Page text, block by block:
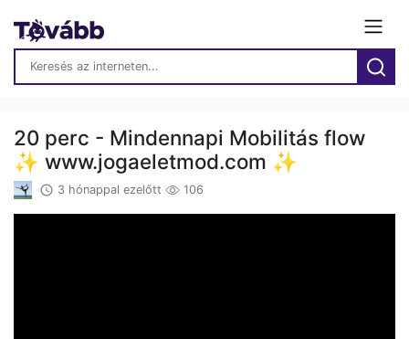
20 perc - Mindennapi Mobilitás flow
✨ www.jogaeletmod.com ✨
3 hónappal ezelőtt 106